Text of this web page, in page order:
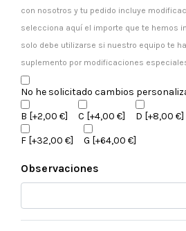
con nosotros y tu pedido incluye
selecciona aquí el importe que te hemos
solo debe utilizarse si nuestro equipo te
suplemento por modificaciones
No he solicitado cambios
B [+2,00 €] C [+4,00 €] D [+8,00 €]
F [+32,00 €] G [+64,00 €]
Observaciones